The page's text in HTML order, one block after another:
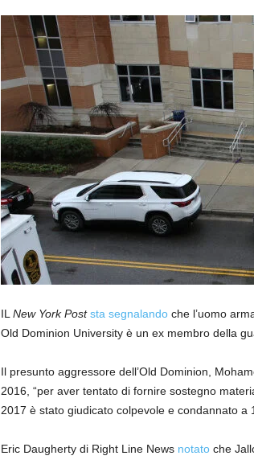
IL New York Post sta segnalandoche l’uomo
Old Dominion University è un ex membro della
Il presunto aggressore dell’Old Dominion,
2016, “per aver tentato di fornire sostegno
2017 è stato giudicato colpevole e condannato a
Eric Daugherty di Right Line News notatoche